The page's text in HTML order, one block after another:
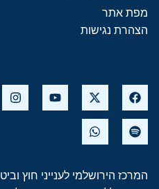
מפת אתר
הצהרת נגישות
המרכז הירושלמי לענייני חוץ